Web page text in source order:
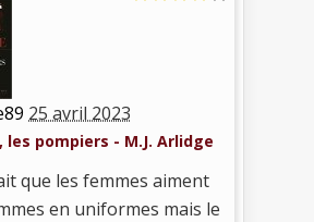
25 avril 2023
les pompiers - M.J. Arlidge
que les femmes aiment
en uniformes mais le